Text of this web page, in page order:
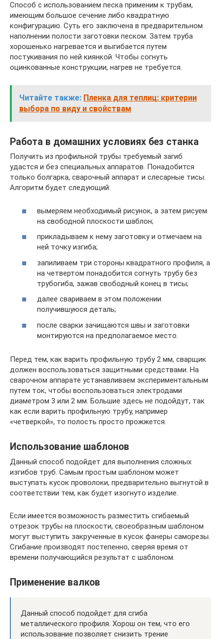
Способ с использованием песка применим к трубам,
имеющим большое сечение либо квадратную
конфигурацию. Суть его заключена в предварительном
наполнении полости заготовки песком. Затем труба
хорошенько нагревается и выгибается путем
постукивания по ней киянкой. Чтобы согнуть
оцинкованные конструкции, нагрев не требуется.
Читайте также: Пленка для теплиц: критерии
выбора по виду и свойствам
Работа в домашних условиях без станка
Получить из профильной трубы требуемый загиб
удастся и без специальных аппаратов. Понадобится
только болгарка, сварочный аппарат и слесарные тисы.
Алгоритм будет следующий:
вымеряем необходимый рисунок, а затем рисуем
на свободной плоскости шаблон;
прикладываем к нему заготовку и отмечаем на
ней точку изгиба;
запиливаем три стороны квадратного профиля, а
на четвертом понадобится согнуть трубу без
трубогиба, зажав свободный конец в тисы;
далее свариваем в этом положении
получившуюся деталь;
после сварки зачищаются швы и заготовки
монтируются на предполагаемое место.
Перед тем, как варить профильную трубу 2 мм, сварщик
должен воспользоваться защитными средствами. На
сварочном аппарате устанавливаем экспериментальным
путем ток, чтобы воспользоваться электродами
диаметром 3 или 2 мм. Большие здесь не подойдут, так
как если варить профильную трубу, например
«четверкой», то полость просто прожжется.
Использование шаблонов
Данный способ подойдет для выполнения сложных
изгибов труб. Самым простым шаблоном может
выступать кусок проволоки, предварительно выгнутой в
соответствии тем, как будет изогнуто изделие.
Если имеется возможность разместить сгибаемый
отрезок трубы на плоскости, своеобразным шаблоном
могут выступить закрученные в кусок фанеры саморезы.
Сгибание производят постепенно, сверяя время от
времени получающийся результат с шаблоном.
Применение валков
Данный способ подойдет для сгиба
металлического профиля. Хорош он тем, что его
использование позволяет снизить трение